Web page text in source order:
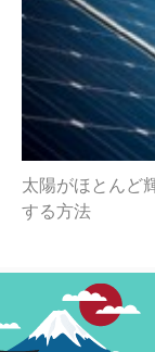
太陽がほとんど
する方法